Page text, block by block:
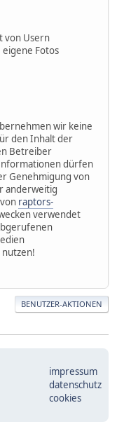
von Usern
Fotos
wir keine
den Inhalt der
Betreiber
dürfen
Genehmigung von
anderweitig
raptors-
verwendet
BENUTZER-AKTIONEN
impressum
datenschutz
cookies